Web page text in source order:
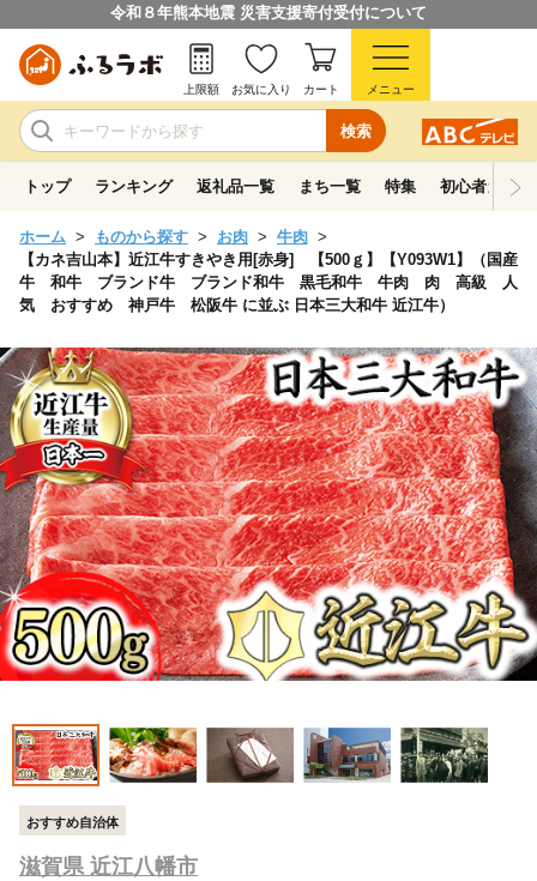
令和８年熊本地震 災害支援寄付受付について
検索
上限額 お気に入り カート メニュー
トップ ランキング 返礼品一覧 まち一覧 特集 初心者ガイド
ホーム ものから探す お肉
牛肉
【カネ吉山本】近江牛すきやき用[赤身] 【500ｇ】【Y093W1】（国産
牛 和牛 ブランド牛 ブランド和牛 黒毛和牛 牛肉 肉 高級 人
気 おすすめ 神戸牛 松阪牛 に並ぶ 日本三大和牛 近江牛）
おすすめ自治体
滋賀県 近江八幡市